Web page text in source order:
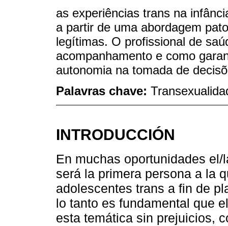
as experiências trans na
a partir de uma abordagem
legítimas. O profissional de
acompanhamento e como
autonomia na tomada de
Palavras chave:
INTRODUCCIÓN
En muchas oportunidades
será la primera persona a la
adolescentes trans a fin de
lo tanto es fundamental que
esta temática sin prejuicios,